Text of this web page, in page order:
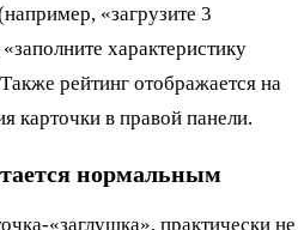
«загрузите 3
характеристику
рейтинг отображается на
карточки в правой панели.
нормальным
«заглушка», практически не